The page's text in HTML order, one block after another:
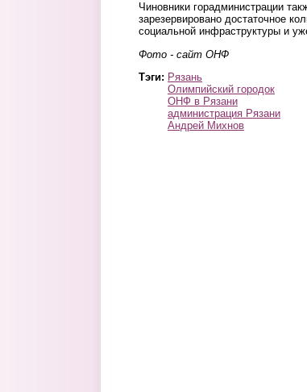
Чиновники горадминистрации
зарезервировано достаточное
социальной инфраструктуры и
Фото - сайт ОНФ
Тэги: Рязань
Олимпийский городок
ОНФ в Рязани
администрация Рязани
Андрей Михнов